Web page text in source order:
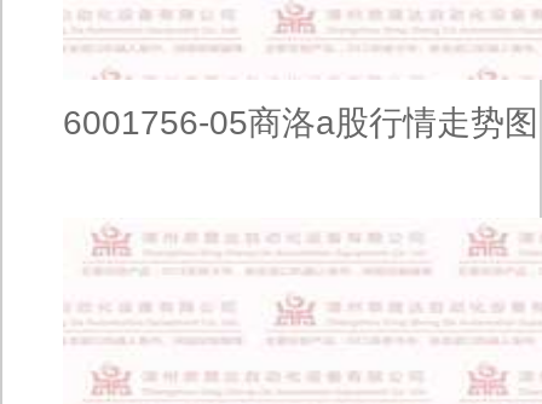
6001756-05商洛a股行情走势图